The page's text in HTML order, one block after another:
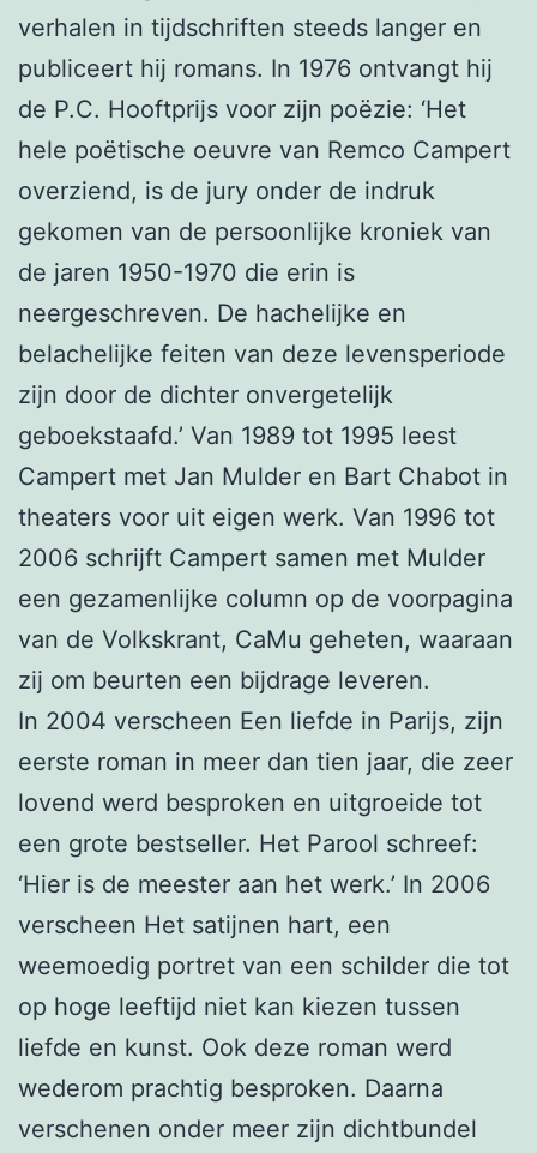
verhalen in tijdschriften steeds langer en
publiceert hij romans. In 1976 ontvangt hij
de P.C. Hooftprijs voor zijn poëzie: ‘Het
hele poëtische oeuvre van Remco Campert
overziend, is de jury onder de indruk
gekomen van de persoonlijke kroniek van
de jaren 1950-1970 die erin is
neergeschreven. De hachelijke en
belachelijke feiten van deze levensperiode
zijn door de dichter onvergetelijk
geboekstaafd.’ Van 1989 tot 1995 leest
Campert met Jan Mulder en Bart Chabot in
theaters voor uit eigen werk. Van 1996 tot
2006 schrijft Campert samen met Mulder
een gezamenlijke column op de voorpagina
van de Volkskrant, CaMu geheten, waaraan
zij om beurten een bijdrage leveren.
In 2004 verscheen Een liefde in Parijs, zijn
eerste roman in meer dan tien jaar, die zeer
lovend werd besproken en uitgroeide tot
een grote bestseller. Het Parool schreef:
‘Hier is de meester aan het werk.’ In 2006
verscheen Het satijnen hart, een
weemoedig portret van een schilder die tot
op hoge leeftijd niet kan kiezen tussen
liefde en kunst. Ook deze roman werd
wederom prachtig besproken. Daarna
verschenen onder meer zijn dichtbundel